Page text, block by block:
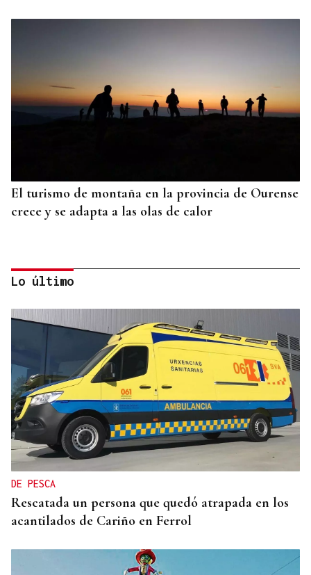
El turismo de montaña en la provincia de Ourense
crece y se adapta a las olas de calor
POLOS RÍOS E MONTAÑAS DE OURENSE
A Ribeira Sacra, flora e fauna nas ribeiras miñota
e siliense
Lo último
DE PESCA
Rescatada un persona que quedó atrapada en los
acantilados de Cariño en Ferrol